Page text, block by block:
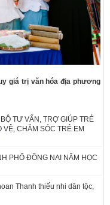
giá trị văn hóa địa phương
TƯ VẤN, TRỢ GIÚP TRẺ
VỆ, CHĂM SÓC TRẺ EM
PHỐ ĐỒNG NAI NĂM HỌC
Thanh thiếu nhi dân tộc,